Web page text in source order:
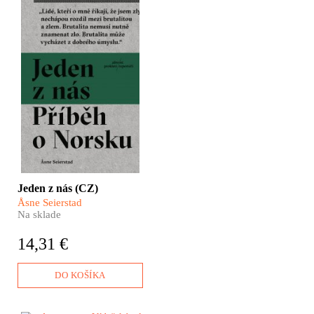
​Jeden z nás. Příběh o
Norsku je nejen
psychologická studie
teroristy Anderse Breivika
a jeho příprav zločinu
nebývalých rozměrů, ale
také dramatický „true-
crime thriller“, který vás
bezpochyby ohromí a od
něhož se neodtrhnete.
Jeden z nás (CZ)
Åsne Seierstad
Na sklade
14,31 €
DO KOŠÍKA